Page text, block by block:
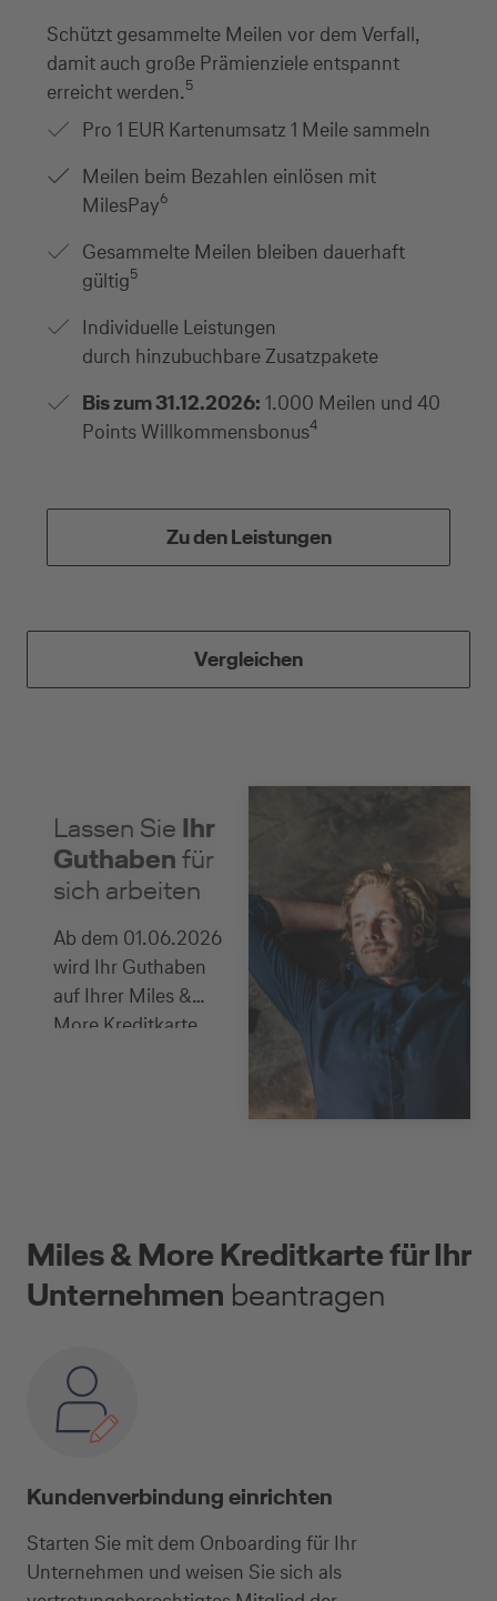
Schützt gesammelte Meilen vor dem Verfall,
damit auch große Prämienziele entspannt
erreicht werden.5
Pro 1 EUR Kartenumsatz 1 Meile sammeln
Meilen beim Bezahlen einlösen mit
MilesPay6
Gesammelte Meilen bleiben dauerhaft
gültig5
Individuelle Leistungen
durch hinzubuchbare Zusatzpakete
Bis zum 31.12.2026: 1.000 Meilen und 40
Points Willkommensbonus4
Zu den Leistungen
Vergleichen
Lassen Sie Ihr
Guthabenfür
sich arbeiten
Ab dem 01.06.2026
wird Ihr Guthaben
auf Ihrer Miles &
More Kreditkarte
Miles & More Kreditkarte für Ihr
Unternehmen beantragen
Kundenverbindung einrichten
Starten Sie mit dem Onboarding für Ihr
Unternehmen und weisen Sie sich als